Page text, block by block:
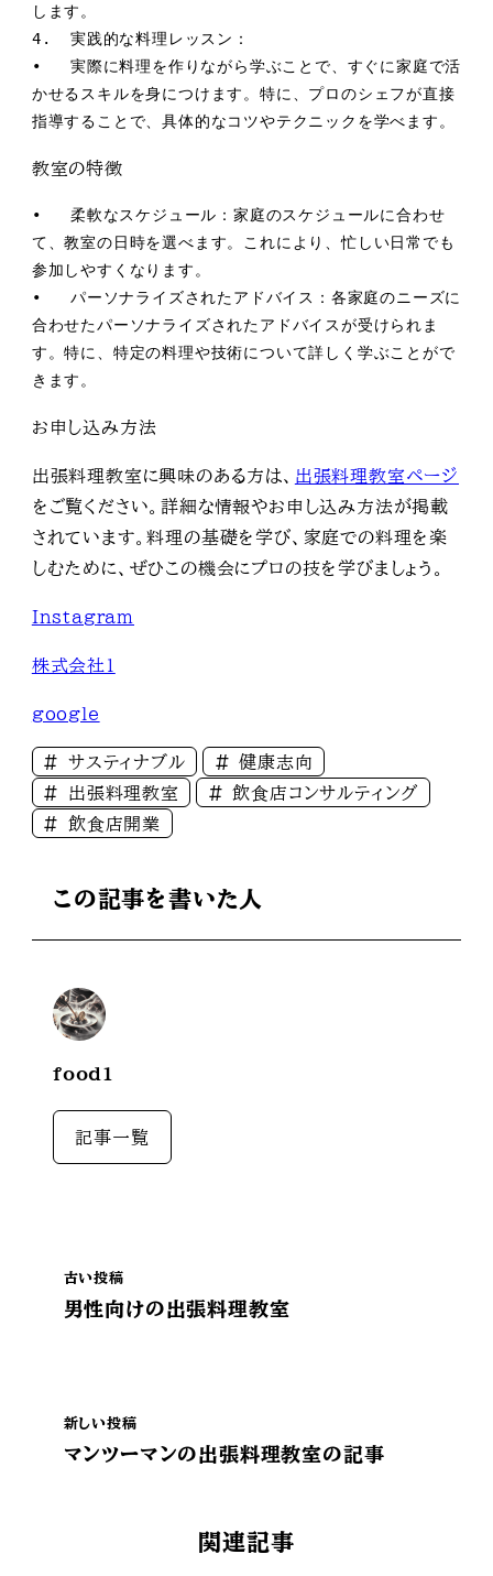
します。
4.  実践的な料理レッスン：
•   実際に料理を作りながら学ぶことで、すぐに家庭で活
かせるスキルを身につけます。特に、プロのシェフが直接
指導することで、具体的なコツやテクニックを学べます。
教室の特徴
•   柔軟なスケジュール：家庭のスケジュールに合わせ
て、教室の日時を選べます。これにより、忙しい日常でも
参加しやすくなります。
•   パーソナライズされたアドバイス：各家庭のニーズに
合わせたパーソナライズされたアドバイスが受けられま
す。特に、特定の料理や技術について詳しく学ぶことがで
きます。
お申し込み方法
出張料理教室に興味のある方は、 出張料理教室ページ
をご覧ください。詳細な情報やお申し込み方法が掲載
されています。料理の基礎を学び、家庭での料理を楽
しむために、ぜひこの機会にプロの技を学びましょう。
Instagram
株式会社1
google
サスティナブル
健康志向
出張料理教室
飲食店コンサルティング
飲食店開業
この記事を書いた人
food1
記事一覧
古い投稿
男性向けの出張料理教室
新しい投稿
マンツーマンの出張料理教室の記事
関連記事